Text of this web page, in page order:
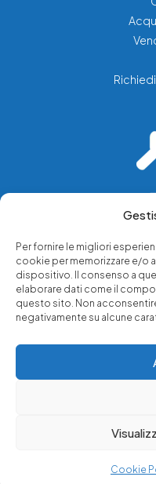
Per fornire le migliori
cookie per memorizzare e/o
dispositivo. Il consenso a
elaborare dati come il
questo sito. Non
negativamente su alcune
Cookie
Immobiliare
Notizie
14571101006 - Tutti i diritti